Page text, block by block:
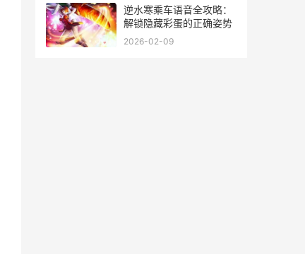
逆水寒乘车语音全攻略：
解锁隐藏彩蛋的正确姿势
2026-02-09